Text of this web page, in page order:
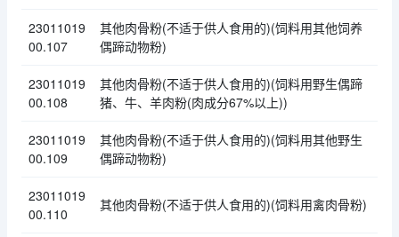
23011019
00.107
其他肉骨粉(不适于供人食用的)(饲料用其他饲养
偶蹄动物粉)
23011019
00.108
其他肉骨粉(不适于供人食用的)(饲料用野生偶蹄
猪、牛、羊肉粉(肉成分67%以上))
23011019
00.109
其他肉骨粉(不适于供人食用的)(饲料用其他野生
偶蹄动物粉)
23011019
00.110
其他肉骨粉(不适于供人食用的)(饲料用禽肉骨粉)